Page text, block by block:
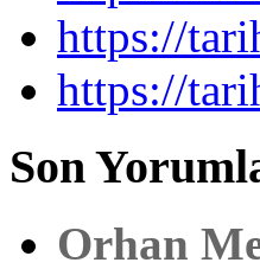
https://
https://
Son
Orhan